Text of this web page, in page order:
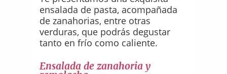
ensalada de pasta, acompañada
de zanahorias, entre otras
verduras, que podrás degustar
tanto en frío como caliente.
Ensalada de zanahoria y